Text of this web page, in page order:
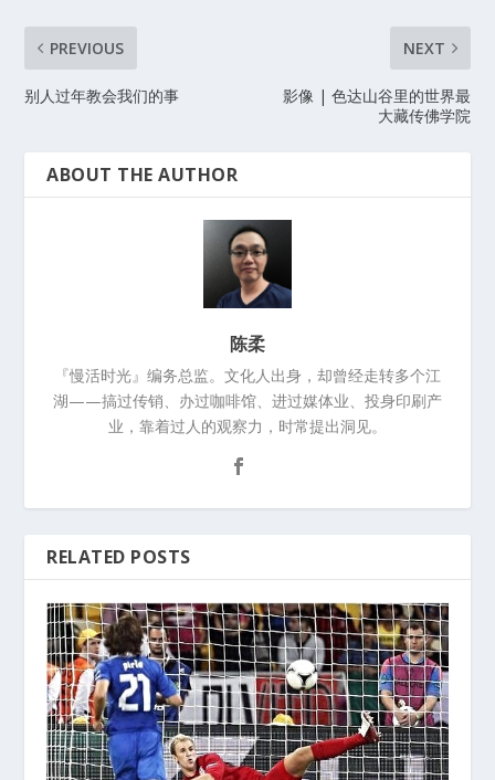
PREVIOUS
别人过年教会我们的事
NEXT
影像 | 色达山谷里的世界最
大藏传佛学院
ABOUT THE AUTHOR
陈柔
『慢活时光』编务总监。文化人出身，却曾经走转多个江
湖——搞过传销、办过咖啡馆、进过媒体业、投身印刷产
业，靠着过人的观察力，时常提出洞见。
RELATED POSTS